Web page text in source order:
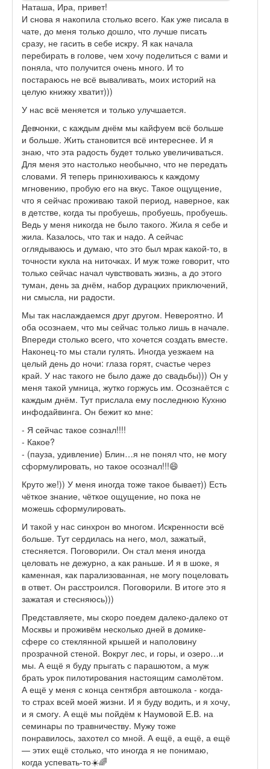
Наташа, Ира, привет!
И снова я накопила столько всего. Как уже писала в
чате, до меня только дошло, что лучше писать
сразу, не гасить в себе искру. Я как начала
перебирать в голове, чем хочу поделиться с вами и
поняла, что получится очень много. И то
постараюсь не всё вываливать, моих историй на
целую книжку хватит)))
У нас всё меняется и только улучшается.
Девчонки, с каждым днём мы кайфуем всё больше
и больше. Жить становится всё интереснее. И я
знаю, что эта радость будет только увеличиваться.
Для меня это настолько необычно, что не передать
словами. Я теперь принюхиваюсь к каждому
мгновению, пробую его на вкус. Такое ощущение,
что я сейчас проживаю такой период, наверное, как
в детстве, когда ты пробуешь, пробуешь, пробуешь.
Ведь у меня никогда не было такого. Жила я себе и
жила. Казалось, что так и надо. А сейчас
оглядываюсь и думаю, что это был мрак какой-то, в
точности кукла на ниточках. И муж тоже говорит, что
только сейчас начал чувствовать жизнь, а до этого
туман, день за днём, набор дурацких приключений,
ни смысла, ни радости.
Мы так наслаждаемся друг другом. Невероятно. И
оба осознаем, что мы сейчас только лишь в начале.
Впереди столько всего, что хочется создать вместе.
Наконец-то мы стали гулять. Иногда уезжаем на
целый день до ночи: глаза горят, счастье через
край. У нас такого не было даже до свадьбы))) Он у
меня такой умница, жутко горжусь им. Осознаётся с
каждым днём. Тут прислала ему последнюю Кухню
инфодайвинга. Он бежит ко мне:
- Я сейчас такое сознал!!!!
- Какое?
- (пауза, удивление) Блин…я не понял что, не могу
сформулировать, но такое осознал!!!😄
Круто же!)) У меня иногда тоже такое бывает)) Есть
чёткое знание, чёткое ощущение, но пока не
можешь сформулировать.
И такой у нас синхрон во многом. Искренности всё
больше. Тут сердилась на него, мол, зажатый,
стесняется. Поговорили. Он стал меня иногда
целовать не дежурно, а как раньше. И я в шоке, я
каменная, как парализованная, не могу поцеловать
в ответ. Он расстроился. Поговорили. В итоге это я
зажатая и стесняюсь)))
Представляете, мы скоро поедем далеко-далеко от
Москвы и проживём несколько дней в домике-
сфере со стеклянной крышей и наполовину
прозрачной стеной. Вокруг лес, и горы, и озеро…и
мы. А ещё я буду прыгать с парашютом, а муж
брать урок пилотирования настоящим самолётом.
А ещё у меня с конца сентября автошкола - когда-
то страх всей моей жизни. И я буду водить, и я хочу,
и я смогу. А ещё мы пойдём к Наумовой Е.В. на
семинары по травничеству. Мужу тоже
понравилось, захотел со мной. А ещё, а ещё, а ещё
— этих ещё столько, что иногда я не понимаю,
когда успевать-то☀️🌈